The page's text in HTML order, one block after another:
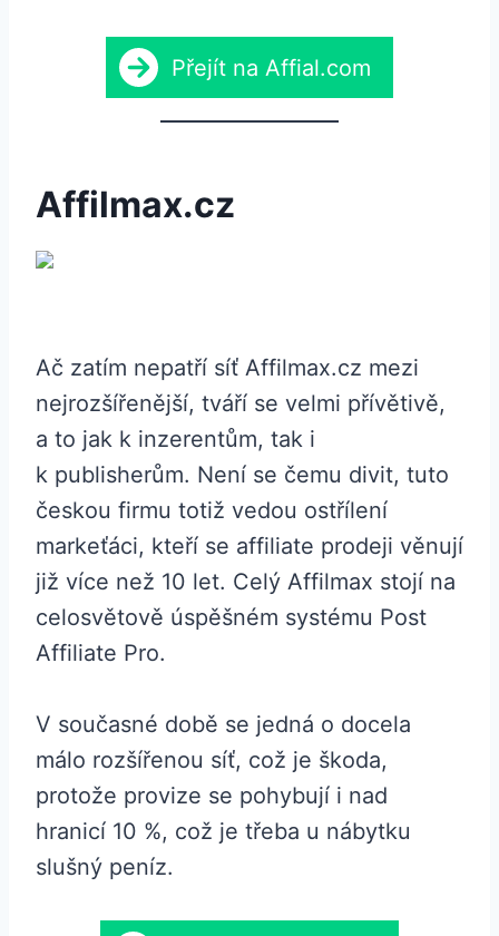
Přejít na Affial.com
Affilmax.cz
Ač zatím nepatří síť Affilmax.cz mezi
nejrozšířenější, tváří se velmi přívětivě,
a to jak k inzerentům, tak i
k publisherům. Není se čemu divit, tuto
českou firmu totiž vedou ostřílení
markeťáci, kteří se affiliate prodeji věnují
již více než 10 let. Celý Affilmax stojí na
celosvětově úspěšném systému Post
Affiliate Pro.
V současné době se jedná o docela
málo rozšířenou síť, což je škoda,
protože provize se pohybují i nad
hranicí 10 %, což je třeba u nábytku
slušný peníz.